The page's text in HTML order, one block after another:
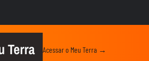
Terra Acessar o Meu Terra →